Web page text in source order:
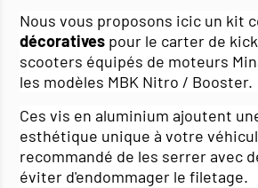
Nous vous proposons icic un kit
décoratives pour le carter de
scooters équipés de moteurs
les modèles MBK Nitro / Booster.
Ces vis en aluminium ajoutent
esthétique unique à votre
recommandé de les serrer avec
éviter d'endommager le filetage.